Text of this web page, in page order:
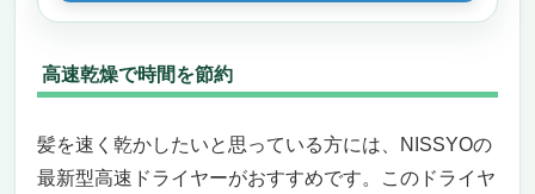
高速乾燥で時間を節約
髪を速く乾かしたいと思っている方には、NISSYOの
最新型高速ドライヤーがおすすめです。このドライヤ